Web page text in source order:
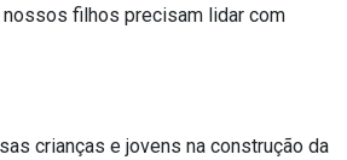
nossos filhos precisam lidar com
crianças e jovens na construção da